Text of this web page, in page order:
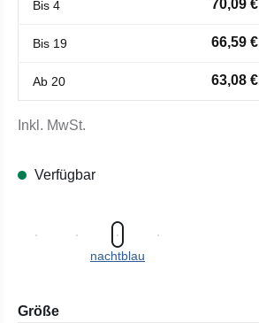
Bis 4 70,09 €
Bis 19 66,59 €
Ab 20 63,08 €
Inkl. MwSt.
Verfügbar
nachtblau
Größeauswählen